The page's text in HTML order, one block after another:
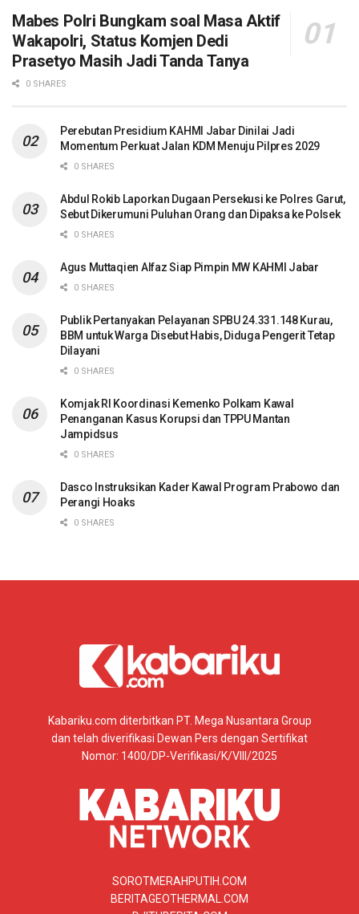
Mabes Polri Bungkam soal Masa Aktif
Wakapolri, Status Komjen Dedi
Prasetyo Masih Jadi Tanda Tanya
0 SHARES
Perebutan Presidium KAHMI Jabar Dinilai Jadi
Momentum Perkuat Jalan KDM Menuju Pilpres 2029
0 SHARES
Abdul Rokib Laporkan Dugaan Persekusi ke Polres Garut,
Sebut Dikerumuni Puluhan Orang dan Dipaksa ke Polsek
0 SHARES
Agus Muttaqien Alfaz Siap Pimpin MW KAHMI Jabar
0 SHARES
Publik Pertanyakan Pelayanan SPBU 24.331.148 Kurau,
BBM untuk Warga Disebut Habis, Diduga Pengerit Tetap
Dilayani
0 SHARES
Komjak RI Koordinasi Kemenko Polkam Kawal
Penanganan Kasus Korupsi dan TPPU Mantan
Jampidsus
0 SHARES
Dasco Instruksikan Kader Kawal Program Prabowo dan
Perangi Hoaks
0 SHARES
Kabariku.com diterbitkan PT. Mega Nusantara Group
dan telah diverifikasi Dewan Pers dengan Sertifikat
Nomor: 1400/DP-Verifikasi/K/VIII/2025
SOROTMERAHPUTIH.COM
BERITAGEOTHERMAL.COM